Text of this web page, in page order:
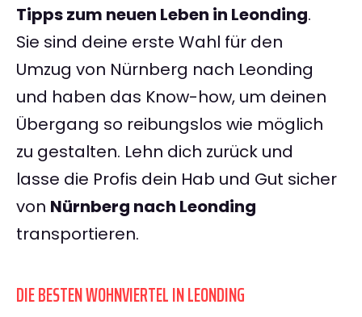
Tipps zum neuen Leben in Leonding.
Sie sind deine erste Wahl für den
Umzug von Nürnberg nach Leonding
und haben das Know-how, um deinen
Übergang so reibungslos wie möglich
zu gestalten. Lehn dich zurück und
lasse die Profis dein Hab und Gut sicher
von Nürnberg nach Leonding
transportieren.
DIE BESTEN WOHNVIERTEL IN LEONDING